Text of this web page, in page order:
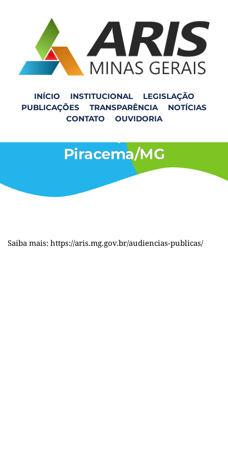
INÍCIO INSTITUCIONAL
LEGISLAÇÃO
PUBLICAÇÕES
TRANSPARÊNCIA
NOTÍCIAS
CONTATO
OUVIDORIA
Audiência Pública no
Piracema/MG
Saiba mais: https://aris.mg.gov.br/audiencias-publicas/